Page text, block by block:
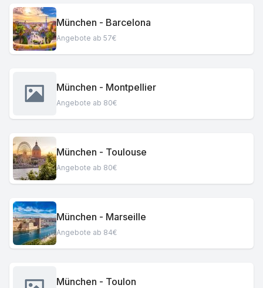
München - Barcelona
Angebote ab 57€
München - Montpellier
Angebote ab 80€
München - Toulouse
Angebote ab 80€
München - Marseille
Angebote ab 84€
München - Toulon